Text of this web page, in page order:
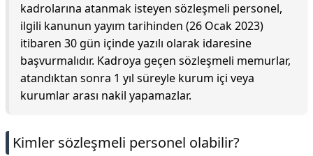
kadrolarına atanmak isteyen sözleşmeli personel,
ilgili kanunun yayım tarihinden (26 Ocak 2023)
itibaren 30 gün içinde yazılı olarak idaresine
başvurmalıdır. Kadroya geçen sözleşmeli memurlar,
atandıktan sonra 1 yıl süreyle kurum içi veya
kurumlar arası nakil yapamazlar.
Kimler sözleşmeli personel olabilir?